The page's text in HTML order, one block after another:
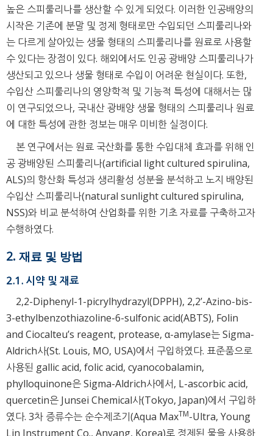
높은 스피룰리나를 생산할 수 있게 되었다. 이러한 인공배양의
시작은 기존에 분말 및 정제 형태로만 수입되던 스피룰리나와
는 다르게 살아있는 생물 형태의 스피룰리나를 원료로 사용할
수 있다는 장점이 있다. 해외에서도 인공 광배양 스피룰리나가
생산되고 있으나 생물 형태로 수입이 어려운 현실이다. 또한,
수입산 스피룰리나의 영양학적 및 기능적 특성에 대해서는 많
이 연구되었으나, 국내산 광배양 생물 형태의 스피룰리나 원료
에 대한 특성에 관한 정보는 매우 미비한 실정이다.
본 연구에서는 원료 국산화를 통한 수입대체 효과를 위해 인
공 광배양된 스피룰리나(artificial light cultured spirulina,
ALS)의 항산화 특성과 생리활성 성분을 분석하고 노지 배양된
수입산 스피룰리나(natural sunlight cultured spirulina,
NSS)와 비교 분석하여 산업화를 위한 기초 자료를 구축하고자
수행하였다.
2. 재료 및 방법
2.1. 시약 및 재료
2,2-Diphenyl-1-picrylhydrazyl(DPPH), 2,2’-Azino-bis-
3-ethylbenzothiazoline-6-sulfonic acid(ABTS), Folin
and Ciocalteu’s reagent, protease, α-amylase는 Sigma-
Aldrich사(St. Louis, MO, USA)에서 구입하였다. 표준품으로
사용된 gallic acid, folic acid, cyanocobalamin,
phylloquinone은 Sigma-Aldrich사에서, L-ascorbic acid,
quercetin은 Junsei Chemical사(Tokyo, Japan)에서 구입하
였다. 3차 증류수는 순수제조기(Aqua MaxTM-Ultra, Young
Lin Instrument Co., Anyang, Korea)로 정제된 물을 사용하